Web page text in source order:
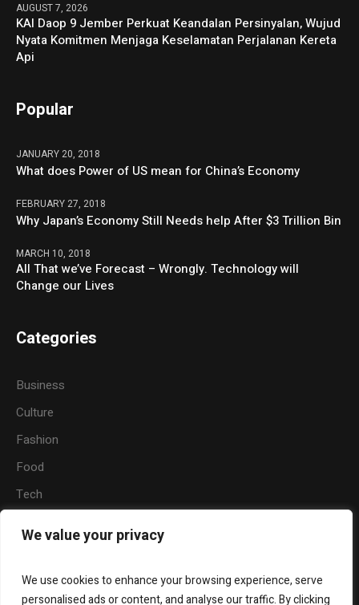
We value your privacy
We use cookies to enhance your browsing experience, serve
personalised ads or content, and analyse our traffic. By clicking
AUGUST 7, 2026
KAI Daop 9 Jember Perkuat Keandalan Persinyalan, Wujud
Nyata Komitmen Menjaga Keselamatan Perjalanan Kereta
Api
Popular
JANUARY 20, 2018
What does Power of US mean for China’s Economy
FEBRUARY 27, 2018
Why Japan’s Economy Still Needs help After $3 Trillion Bin
MARCH 10, 2018
All That we’ve Forecast – Wrongly. Technology will
Change our Lives
Categories
Business
Culture
Fashion
Food
Tech
Nature